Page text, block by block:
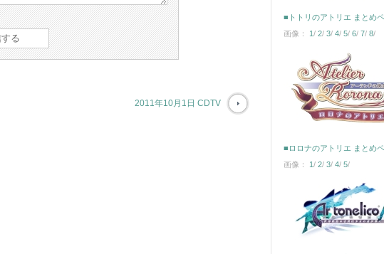
2011年10月1日 CDTV
■トトリのアトリエ まとめ
画像： 1/ 2/ 3/ 4/ 5/ 6/ 7/ 8/
■ロロナのアトリエ まとめ
画像： 1 / 2/ 3/ 4/ 5/